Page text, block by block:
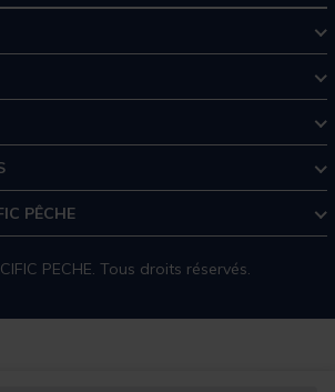
PÊCHE
PECHE. Tous droits réservés.